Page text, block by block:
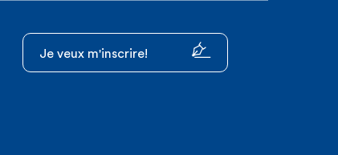
Je veux m'inscrire!